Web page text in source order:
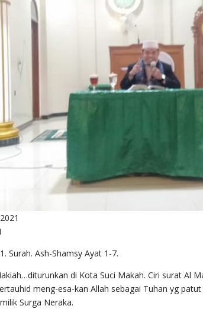
Surah. Ash-Shamsy Ayat 1-7.
di Kota Suci Makah. Ciri surat Al
meng-esa-kan Allah sebagai Tuhan yg
Surga Neraka.